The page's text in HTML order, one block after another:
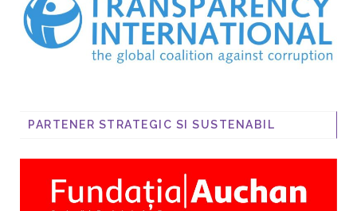
PARTENER STRATEGIC SI SUSTENABIL